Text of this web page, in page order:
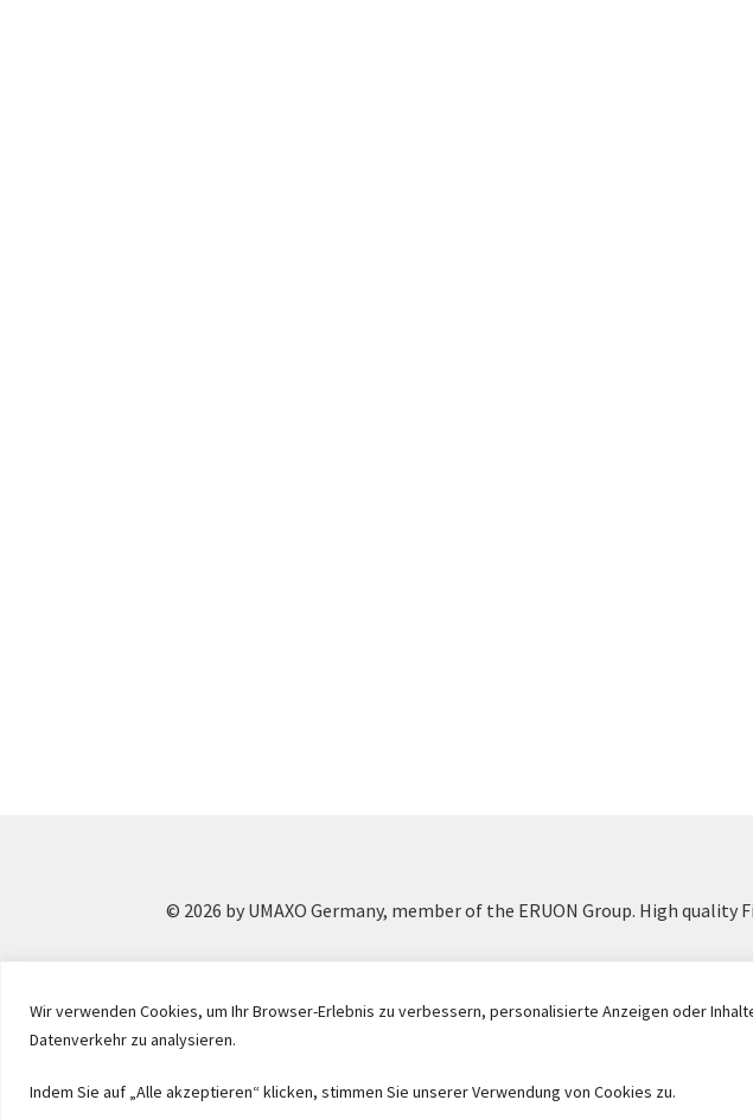
Wir verwenden Cookies, um Ihr Browser-Erlebnis zu verbessern, personalisierte Anzeigen oder
Datenverkehr zu analysieren.
Indem Sie auf „Alle akzeptieren“ klicken, stimmen Sie unserer Verwendung von Cookies zu.
© 2026 by UMAXO Germany, member of the ERUON Group. High